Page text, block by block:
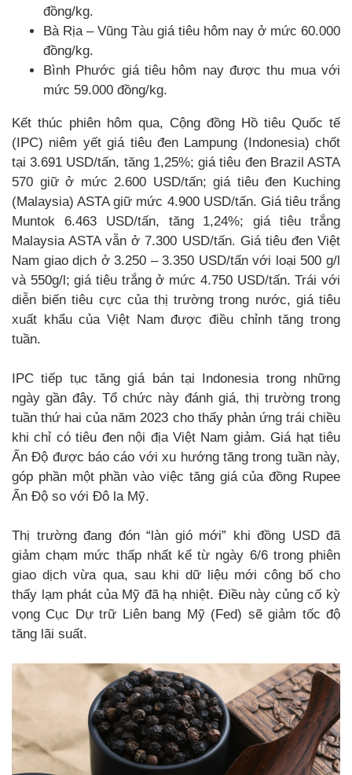
đồng/kg.
Bà Rịa – Vũng Tàu giá tiêu hôm nay ở mức 60.000
đồng/kg.
Bình Phước giá tiêu hôm nay được thu mua với
mức 59.000 đồng/kg.
Kết thúc phiên hôm qua, Cộng đồng Hồ tiêu Quốc tế
(IPC) niêm yết giá tiêu đen Lampung (Indonesia) chốt
tại 3.691 USD/tấn, tăng 1,25%; giá tiêu đen Brazil ASTA
570 giữ ở mức 2.600 USD/tấn; giá tiêu đen Kuching
(Malaysia) ASTA giữ mức 4.900 USD/tấn. Giá tiêu trắng
Muntok 6.463 USD/tấn, tăng 1,24%; giá tiêu trắng
Malaysia ASTA vẫn ở 7.300 USD/tấn. Giá tiêu đen Việt
Nam giao dịch ở 3.250 – 3.350 USD/tấn với loại 500 g/l
và 550g/l; giá tiêu trắng ở mức 4.750 USD/tấn. Trái với
diễn biến tiêu cực của thị trường trong nước, giá tiêu
xuất khẩu của Việt Nam được điều chỉnh tăng trong
tuần.
IPC tiếp tục tăng giá bán tại Indonesia trong những
ngày gần đây. Tổ chức này đánh giá, thị trường trong
tuần thứ hai của năm 2023 cho thấy phản ứng trái chiều
khi chỉ có tiêu đen nội địa Việt Nam giảm. Giá hạt tiêu
Ấn Độ được báo cáo với xu hướng tăng trong tuần này,
góp phần một phần vào việc tăng giá của đồng Rupee
Ấn Độ so với Đô la Mỹ.
Thị trường đang đón “làn gió mới” khi đồng USD đã
giảm chạm mức thấp nhất kể từ ngày 6/6 trong phiên
giao dịch vừa qua, sau khi dữ liệu mới công bố cho
thấy lạm phát của Mỹ đã hạ nhiệt. Điều này củng cố kỳ
vọng Cục Dự trữ Liên bang Mỹ (Fed) sẽ giảm tốc độ
tăng lãi suất.